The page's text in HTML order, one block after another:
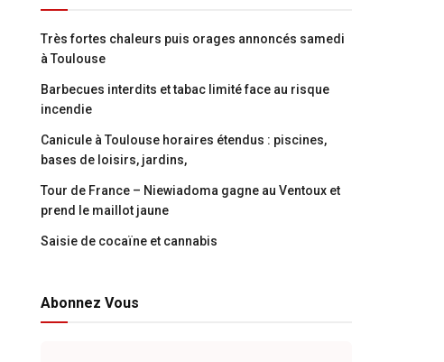
Très fortes chaleurs puis orages annoncés samedi
à Toulouse
Barbecues interdits et tabac limité face au risque
incendie
Canicule à Toulouse horaires étendus : piscines,
bases de loisirs, jardins,
Tour de France – Niewiadoma gagne au Ventoux et
prend le maillot jaune
Saisie de cocaïne et cannabis
Abonnez Vous